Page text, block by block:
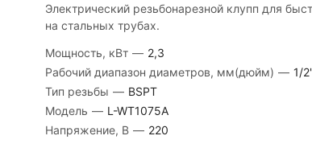
Электрический резьбонарезной клупп для
на стальных трубах.
Мощность, кВт — 2,3
Рабочий диапазон диаметров, мм(дюйм) — 1/
Тип резьбы — BSPT
Модель — L-WT1075A
Напряжение, В — 220